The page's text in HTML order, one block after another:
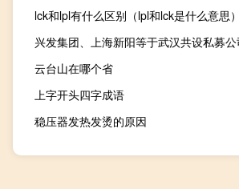
lck和lpl有什么区别（lpl和lck是什么意思）
兴发集团、上海新阳等于武汉共设私募
云台山在哪个省
上字开头四字成语
稳压器发热发烫的原因